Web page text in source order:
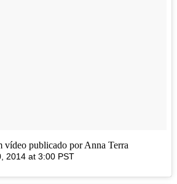
vídeo publicado por Anna Terra
2014 at 3:00 PST